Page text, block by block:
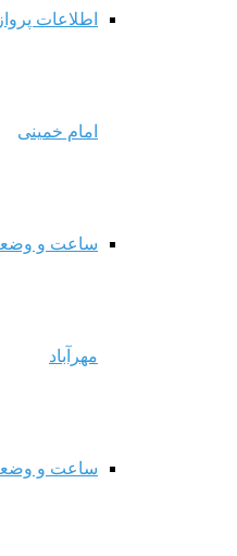
اطلاعات
امام خمینی
ساعت و
مهرآباد
ساعت و